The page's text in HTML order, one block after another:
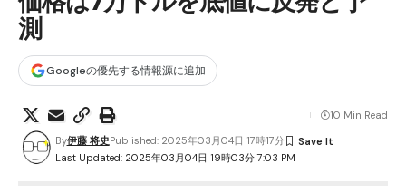
測
Googleの優先する情報源に追加
Last Updated: 2025年03月04日 19時03分 7:03 PM
By伊藤 将史Published: 2025年03月04日 17時17分
10 Min Read